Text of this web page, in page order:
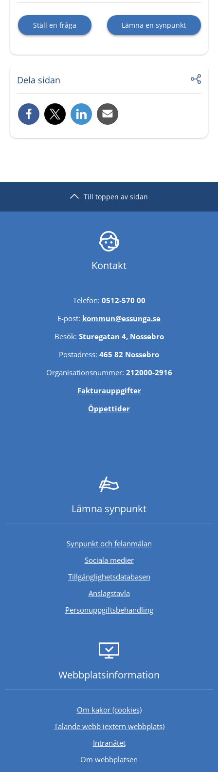
Ställ en fråga Lämna en synpunkt
Dela sidan
Till toppen av sidan
Kontakt
Telefon: 0512-570 00
E-post: kommun@essunga.se
Besök: Sturegatan 4, Nossebro
Postadress: 465 82 Nossebro
Organisationsnummer: 212000-2916
Fakturauppgifter
Öppettider
Lämna synpunkt
Synpunkt och felanmälan
Sociala medier
TillgänglighetsdatabasenLänk till annan
Anslagstavla
Personuppgiftsbehandling
Webbplats­information
Om kakor (cookies)
Talande webb (extern webbplats)Länk till annan
IntranätetLänk till annan webbplats.
Om webbplatsen